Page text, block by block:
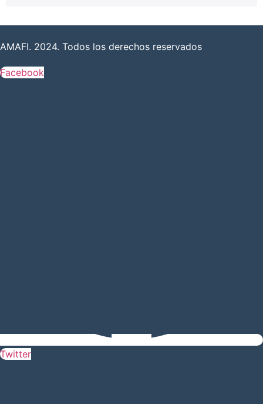
AMAFI. 2024. Todos los derechos reservados
Facebook
Twitter